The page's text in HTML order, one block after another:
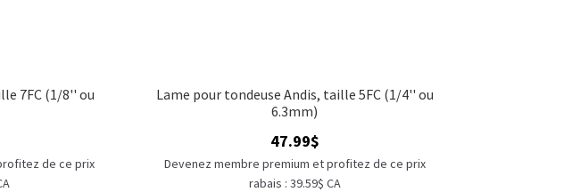
7FC (1/8'' ou
de ce prix
Lame pour tondeuse Andis, taille 5FC (1/4'' ou
6.3mm)
47.99$
Devenez membre premium et profitez de ce prix
rabais : 39.59$ CA